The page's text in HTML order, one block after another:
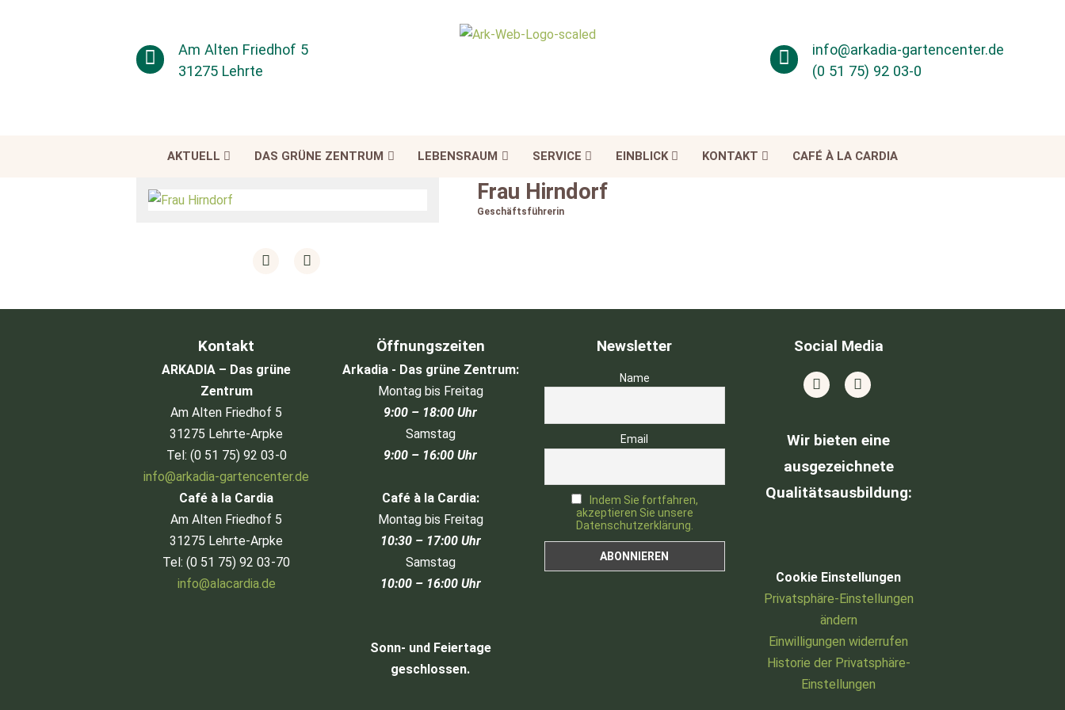
Am Alten Friedhof 5
31275 Lehrte
info@arkadia-gartencenter.de
(0 51 75) 92 03-0
AKTUELL DAS GRÜNE ZENTRUM LEBENSRAUM SERVICE EINBLICK KONTAKT CAFÉ À LA CARDIA
Frau Hirndorf
Geschäftsführerin
Kontakt
ARKADIA – Das grüne
Zentrum
Am Alten Friedhof 5
31275 Lehrte-Arpke
Tel: (0 51 75) 92 03-0
info@arkadia-gartencenter.de
Café à la Cardia
Am Alten Friedhof 5
31275 Lehrte-Arpke
Tel: (0 51 75) 92 03-70
info@alacardia.de
Öffnungszeiten
Arkadia - Das grüne Zentrum:
Montag bis Freitag
9:00 – 18:00 Uhr
Samstag
9:00 – 16:00 Uhr
Café à la Cardia:
Montag bis Freitag
10:30 – 17:00 Uhr
Samstag
10:00 – 16:00 Uhr
Sonn- und Feiertage
geschlossen.
Newsletter
Name
Email
Indem Sie fortfahren,
akzeptieren Sie unsere
Datenschutzerklärung.
Social Media
Wir bieten eine
ausgezeichnete
Qualitätsausbildung:
Cookie Einstellungen
Privatsphäre-Einstellungen
ändern
Einwilligungen widerrufen
Historie der Privatsphäre-
Einstellungen